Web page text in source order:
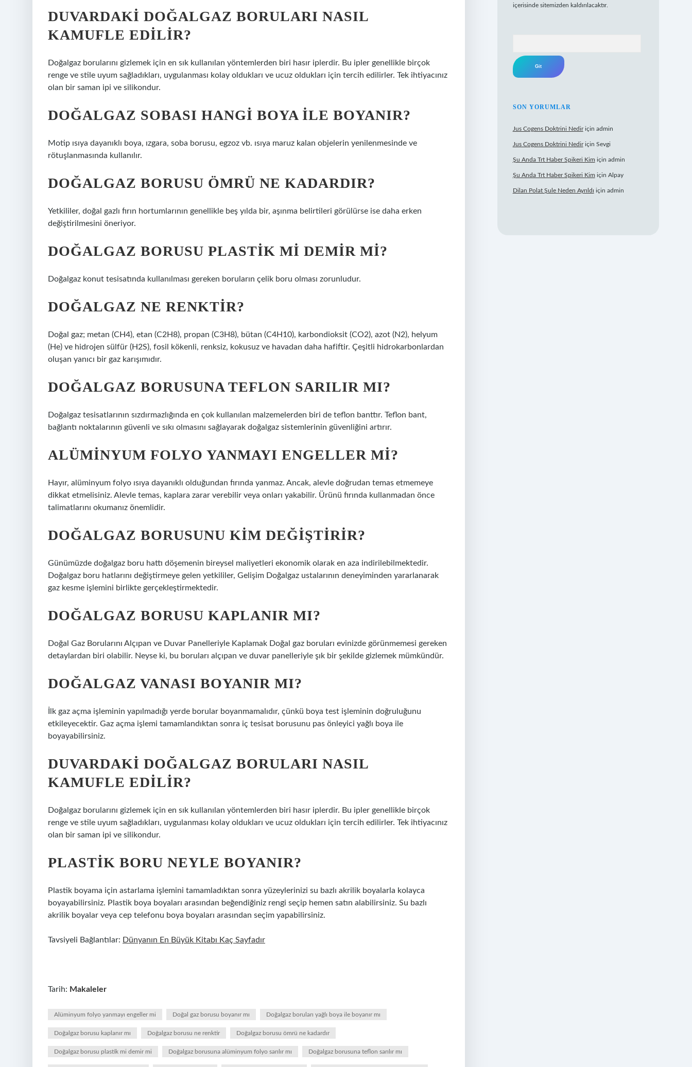
DUVARDAKI DOĞALGAZ BORULARI NASIL
KAMUFLE EDILIR?
Doğalgaz borularını gizlemek için en sık kullanılan yöntemlerden biri hasır iplerdir. Bu ipler genellikle birçok
renge ve stile uyum sağladıkları, uygulanması kolay oldukları ve ucuz oldukları için tercih edilirler. Tek ihtiyacınız
olan bir saman ipi ve silikondur.
DOĞALGAZ SOBASI HANGI BOYA ILE BOYANIR?
Motip ısıya dayanıklı boya, ızgara, soba borusu, egzoz vb. ısıya maruz kalan objelerin yenilenmesinde ve
rötuşlanmasında kullanılır.
DOĞALGAZ BORUSU ÖMRÜ NE KADARDIR?
Yetkililer, doğal gazlı fırın hortumlarının genellikle beş yılda bir, aşınma belirtileri görülürse ise daha erken
değiştirilmesini öneriyor.
DOĞALGAZ BORUSU PLASTIK MI DEMIR MI?
Doğalgaz konut tesisatında kullanılması gereken boruların çelik boru olması zorunludur.
DOĞALGAZ NE RENKTIR?
Doğal gaz; metan (CH4), etan (C2H8), propan (C3H8), bütan (C4H10), karbondioksit (CO2), azot (N2), helyum
(He) ve hidrojen sülfür (H2S), fosil kökenli, renksiz, kokusuz ve havadan daha hafiftir. Çeşitli hidrokarbonlardan
oluşan yanıcı bir gaz karışımıdır.
DOĞALGAZ BORUSUNA TEFLON SARILIR MI?
Doğalgaz tesisatlarının sızdırmazlığında en çok kullanılan malzemelerden biri de teflon banttır. Teflon bant,
bağlantı noktalarının güvenli ve sıkı olmasını sağlayarak doğalgaz sistemlerinin güvenliğini artırır.
ALÜMINYUM FOLYO YANMAYI ENGELLER MI?
Hayır, alüminyum folyo ısıya dayanıklı olduğundan fırında yanmaz. Ancak, alevle doğrudan temas etmemeye
dikkat etmelisiniz. Alevle temas, kaplara zarar verebilir veya onları yakabilir. Ürünü fırında kullanmadan önce
talimatlarını okumanız önemlidir.
DOĞALGAZ BORUSUNU KIM DEĞIŞTIRIR?
Günümüzde doğalgaz boru hattı döşemenin bireysel maliyetleri ekonomik olarak en aza indirilebilmektedir.
Doğalgaz boru hatlarını değiştirmeye gelen yetkililer, Gelişim Doğalgaz ustalarının deneyiminden yararlanarak
gaz kesme işlemini birlikte gerçekleştirmektedir.
DOĞALGAZ BORUSU KAPLANIR MI?
Doğal Gaz Borularını Alçıpan ve Duvar Panelleriyle Kaplamak Doğal gaz boruları evinizde görünmemesi gereken
detaylardan biri olabilir. Neyse ki, bu boruları alçıpan ve duvar panelleriyle şık bir şekilde gizlemek mümkündür.
DOĞALGAZ VANASI BOYANIR MI?
İlk gaz açma işleminin yapılmadığı yerde borular boyanmamalıdır, çünkü boya test işleminin doğruluğunu
etkileyecektir. Gaz açma işlemi tamamlandıktan sonra iç tesisat borusunu pas önleyici yağlı boya ile
boyayabilirsiniz.
DUVARDAKI DOĞALGAZ BORULARI NASIL
KAMUFLE EDILIR?
Doğalgaz borularını gizlemek için en sık kullanılan yöntemlerden biri hasır iplerdir. Bu ipler genellikle birçok
renge ve stile uyum sağladıkları, uygulanması kolay oldukları ve ucuz oldukları için tercih edilirler. Tek ihtiyacınız
olan bir saman ipi ve silikondur.
PLASTIK BORU NEYLE BOYANIR?
Plastik boyama için astarlama işlemini tamamladıktan sonra yüzeylerinizi su bazlı akrilik boyalarla kolayca
boyayabilirsiniz. Plastik boya boyaları arasından beğendiğiniz rengi seçip hemen satın alabilirsiniz. Su bazlı
akrilik boyalar veya cep telefonu boya boyaları arasından seçim yapabilirsiniz.
Tavsiyeli Bağlantılar: Dünyanın En Büyük Kitabı Kaç Sayfadır
Tarih: Makaleler
Alüminyum folyo yanmayı engeller mi Doğal gaz borusu boyanır mı Doğalgaz boruları yağlı boya ile boyanır mı
Doğalgaz borusu kaplanır mı Doğalgaz borusu ne renktir Doğalgaz borusu ömrü ne kadardır
Doğalgaz borusu plastik mi demir mi Doğalgaz borusuna alüminyum folyo sarılır mı Doğalgaz borusuna teflon sarılır mı
içerisinde sitemizden kaldırılacaktır.
SON YORUMLAR
Jus Cogens Doktrini Nediriçin admin
Jus Cogens Doktrini Nediriçin Sevgi
Şu Anda Trt Haber Spikeri Kim için admin
Şu Anda Trt Haber Spikeri Kim için Alpay
Dilan Polat Şule Neden Ayrıldı için admin